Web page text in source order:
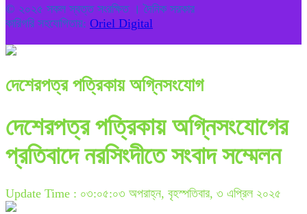
© ২০২৫ সকল স্বত্ত সংরক্ষিত । দৈনিক সরকার
কারিগরি সহযোগিতায়: Oriel Digital
দেশেরপত্র পত্রিকায় অগ্নিসংযোগ
দেশেরপত্র পত্রিকায় অগ্নিসংযোগের
প্রতিবাদে নরসিংদীতে সংবাদ সম্মেলন
Update Time : ০৩:০৫:০৩ অপরাহ্ন, বৃহস্পতিবার, ৩ এপ্রিল ২০২৫